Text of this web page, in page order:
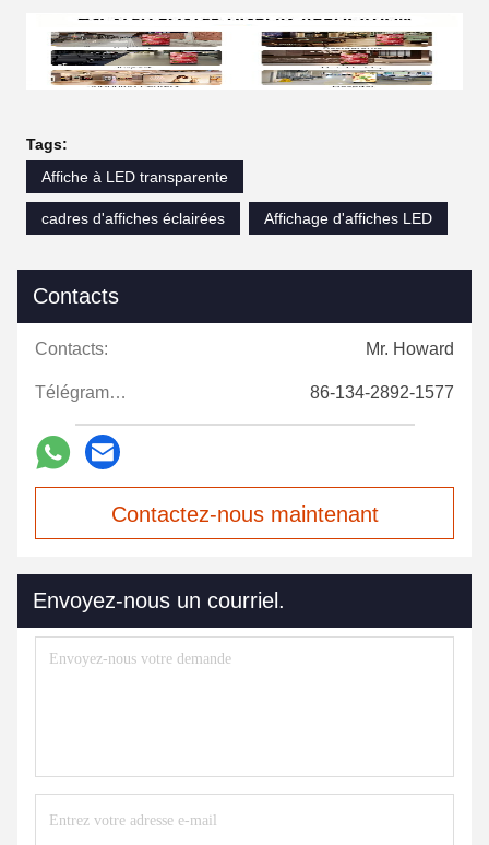
Tags:
Affiche à LED transparente
cadres d'affiches éclairées Affichage d'affiches LED
Contacts
Contacts: Mr. Howard
Télégramme: 86-134-2892-1577
Contactez-nous maintenant
Envoyez-nous un courriel.